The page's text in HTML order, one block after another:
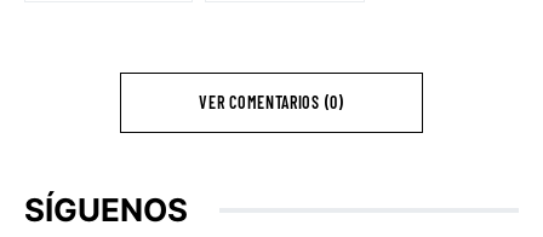
VER COMENTARIOS (0)
SÍGUENOS